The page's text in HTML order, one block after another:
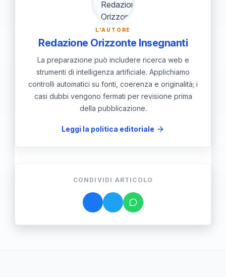
percepisce come un attacco alla
propria immagine grandiosa.
"avvocati difensori". È necessario
includere nell'educazione un vero
allenamento alla frustrazione,
stabilendo limiti chiari che fungano da
bussola per la crescita del figlio.
L'AUTORE
Redazione Orizzonte Insegnanti
La preparazione può includere ricerca web e
strumenti di intelligenza artificiale. Applichiamo
controlli automatici su fonti, coerenza e originalità; i
casi dubbi vengono fermati per revisione prima
della pubblicazione.
Leggi la politica editoriale
CONDIVIDI ARTICOLO